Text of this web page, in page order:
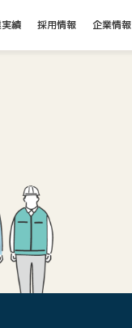
績 採用情報 企業情報